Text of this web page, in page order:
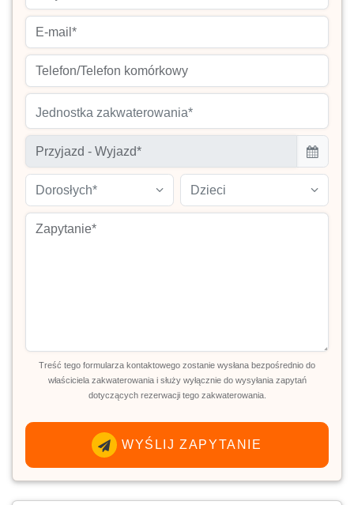
Jednostka zakwaterowania*
Dorosłych* Dzieci
Treść tego formularza kontaktowego zostanie wysłana bezpośrednio do
właściciela zakwaterowania i służy wyłącznie do wysyłania zapytań
dotyczących rezerwacji tego zakwaterowania.
WYŚLIJ ZAPYTANIE